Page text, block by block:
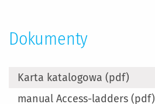
Dokumenty
Karta katalogowa (pdf)
manual Access-ladders (pdf)